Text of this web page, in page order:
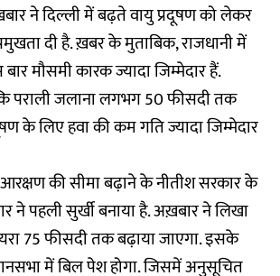
ने दिल्ली में बढ़ते वायु प्रदूषण को लेकर
दी है. ख़बर के मुताबिक, राजधानी में
मौसमी कारक ज्यादा जिम्मेदार हैं.
पराली जलाना लगभग 50 फीसदी तक
के लिए हवा की कम गति ज्यादा जिम्मेदार
की सीमा बढ़ाने के नीतीश सरकार के
ने पहली सुर्खी बनाया है. अख़बार ने लिखा
75 फीसदी तक बढ़ाया जाएगा. इसके
में बिल पेश होगा. जिसमें अनुसूचित